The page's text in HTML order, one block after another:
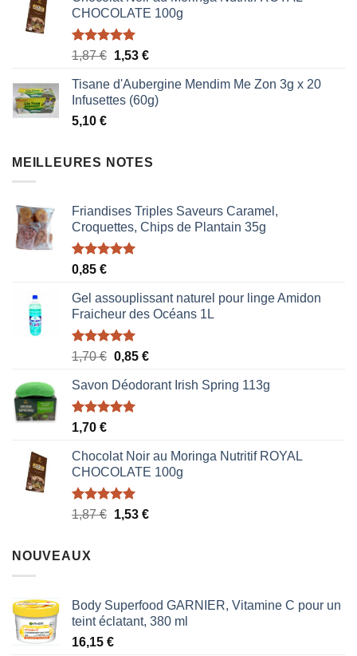
CHOCOLATE 100g
Note5.00
sur 5
1,87€ Le
initial
était :
1,53 €Le
actuel
est :
Tisane d'Aubergine Mendim Me Zon 3g x 20
Infusettes (60g)
5,10 €
MEILLEURES NOTES
Friandises Triples Saveurs Caramel,
Croquettes, Chips de Plantain 35g
Note5.00
0,85 €
Gel assouplissant naturel pour linge Amidon
Fraicheur des Océans 1L
Note5.00
1,70€ Le
initial
était :
0,85 €Le
actuel
Savon Déodorant Irish Spring 113g
Note5.00
1,70 €
Chocolat Noir au Moringa Nutritif ROYAL
CHOCOLATE 100g
Note5.00
1,87€ Le
1,53 €Le
NOUVEAUX
Body Superfood GARNIER, Vitamine C pour un
teint éclatant, 380 ml
16,15 €